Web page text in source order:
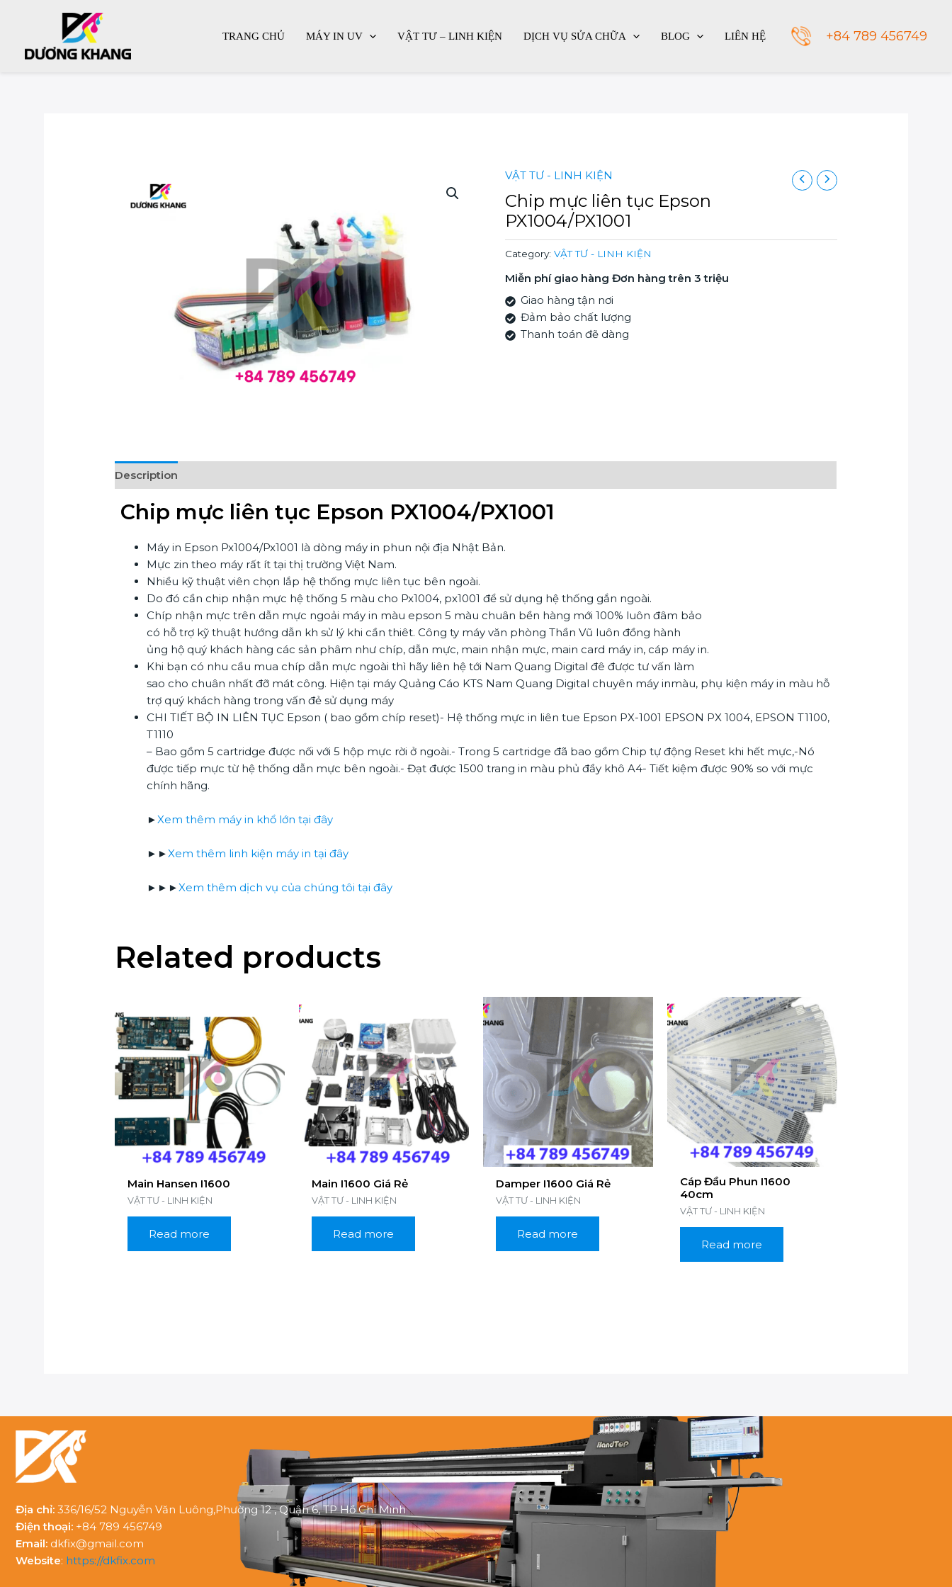
TRANG CHỦ MÁY IN UV VẬT TƯ – LINH KIỆN DỊCH VỤ SỬA CHỮA BLOG LIÊN HỆ +84 789 456749
VẬT TƯ - LINH KIỆN
Chip mực liên tục Epson
PX1004/PX1001
Category: VẬT TƯ - LINH KIỆN
Miễn phí giao hàng Đơn hàng trên 3 triệu
Giao hàng tận nơi
Đảm bảo chất lượng
Thanh toán đẽ dàng
Description
Chip mực liên tục Epson PX1004/PX1001
Máy in Epson Px1004/Px1001 là dòng máy in phun nội địa Nhật Bản.
Mực zin theo máy rất ít tại thị trường Việt Nam.
Nhiều kỹ thuật viên chọn lắp hệ thống mực liên tục bên ngoài.
Do đó cần chip nhận mực hệ thống 5 màu cho Px1004, px1001 để sử dụng hệ thống gắn ngoài.
Chíp nhận mực trên dẫn mực ngoải máy in màu epson 5 màu chuân bền hàng mới 100% luôn đâm bảo
có hỗ trợ kỹ thuật hướng dẫn kh sử lý khi cần thiêt. Công ty máy văn phòng Thần Vũ luôn đồng hành
ủng hộ quý khách hàng các sản phâm như chíp, dẫn mực, main nhận mực, main card máy in, cáp máy in.
Khi bạn có nhu cầu mua chíp dẫn mực ngoài thì hãy liên hệ tới Nam Quang Digital đê được tư vấn làm
sao cho chuân nhất đỡ mát công. Hiện tại máy Quảng Cáo KTS Nam Quang Digital chuyên máy inmàu, phụ kiện máy in màu hỗ
trợ quý khách hàng trong vấn đẻ sử dụng máy
CHI TIẾT BỘ IN LIÊN TỤC Epson ( bao gồm chíp reset)- Hệ thống mực in liên tue Epson PX-1001 EPSON PX 1004, EPSON T1100,
T1110
– Bao gồm 5 cartridge được nối với 5 hộp mực rời ở ngoài.- Trong 5 cartridge đã bao gồm Chip tự động Reset khi hết mực,-Nó
được tiếp mực từ hệ thống dẫn mực bên ngoài.- Đạt được 1500 trang in màu phủ đầy khô A4- Tiết kiệm được 90% so với mực
chính hãng.
►Xem thêm máy in khổ lớn tại đây
►►Xem thêm linh kiện máy in tại đây
►►►Xem thêm dịch vụ của chúng tôi tại đây
Related products
Main Hansen I1600
VẬT TƯ - LINH KIỆN
Read more
Main I1600 Giá Rẻ
VẬT TƯ - LINH KIỆN
Read more
Damper I1600 Giá Rẻ
VẬT TƯ - LINH KIỆN
Read more
Cáp Đầu Phun I1600
40cm
VẬT TƯ - LINH KIỆN
Read more
Địa chỉ: 336/16/52 Nguyễn Văn Luông,Phường 12 , Quận 6, TP Hồ Chí Minh
Điện thoại: +84 789 456749
Email: dkfix@gmail.com
Website: https://dkfix.com